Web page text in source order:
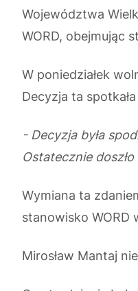
Województwa
WORD, obejmując
W poniedziałek
Decyzja ta
- Decyzja była
Ostatecznie
Wymiana ta
stanowisko WORD
Mirosław Mantaj